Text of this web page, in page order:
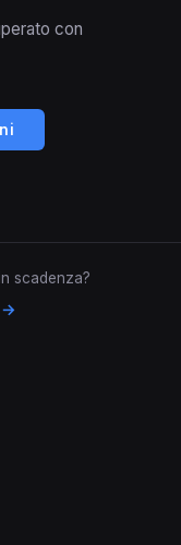
con
scadenza?
→